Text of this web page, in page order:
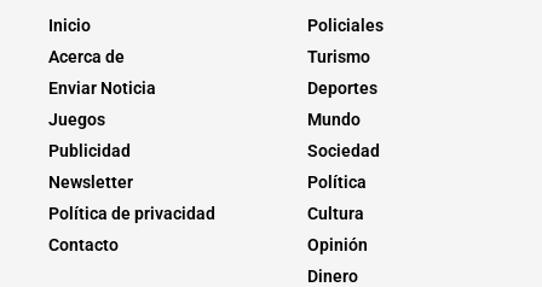
Inicio
Acerca de
Enviar Noticia
Juegos
Publicidad
Newsletter
Política de privacidad
Contacto
Policiales
Turismo
Deportes
Mundo
Sociedad
Política
Cultura
Opinión
Dinero